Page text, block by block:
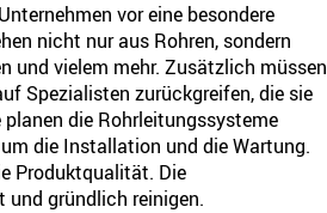
vor eine besondere
nicht nur aus Rohren, sondern
und vielem mehr. Zusätzlich müssen
Spezialisten zurückgreifen, die sie
die Rohrleitungssysteme
die Installation und die Wartung.
Produktqualität. Die
und gründlich reinigen.